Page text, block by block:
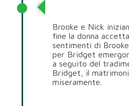
Brooke e Nick
fine la donna
sentimenti di
per Bridget
a seguito del
Bridget, il
miseramente.